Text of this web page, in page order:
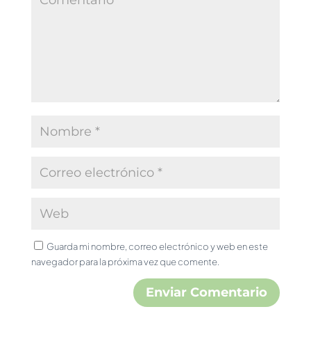
Guarda mi nombre, correo electrónico y web en este
navegador para la próxima vez que comente.